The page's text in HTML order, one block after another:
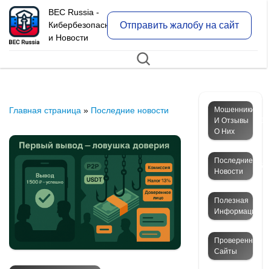
BEC Russia -
Кибербезопасность
и Новости
Отправить жалобу на сайт
Главная страница » Последние новости
Мошенники
И Отзывы
О Них
Последние
Новости
Полезная
Информация
Проверенные
Сайты